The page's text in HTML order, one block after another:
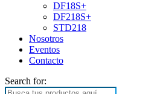
DF18S+
DF218S+
STD218
Nosotros
Eventos
Contacto
Search for: